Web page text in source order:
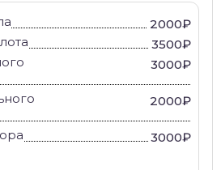
2000₽
3500₽
3000₽
2000₽
3000₽